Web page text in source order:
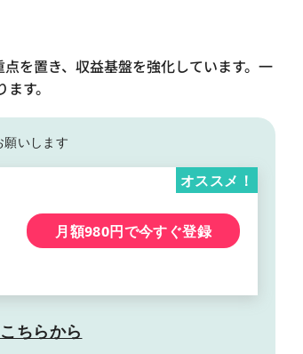
を置き、収益基盤を強化しています。一
す。
願いします
オススメ！
月額980円で今すぐ登録
ちらから